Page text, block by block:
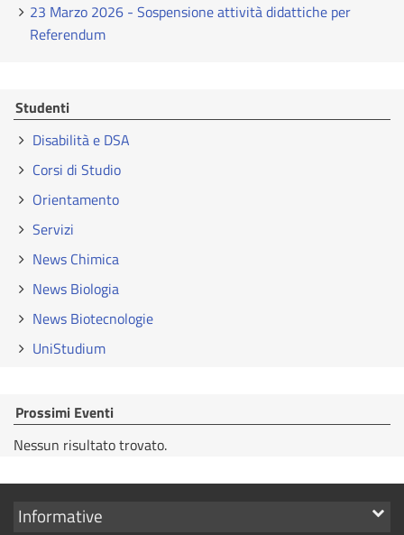
23 Marzo 2026 - Sospensione attività didattiche per
Referendum
Studenti
Disabilità e DSA
Corsi di Studio
Orientamento
Servizi
News Chimica
News Biologia
News Biotecnologie
UniStudium
Prossimi Eventi
Nessun risultato trovato.
Mostra
Informative